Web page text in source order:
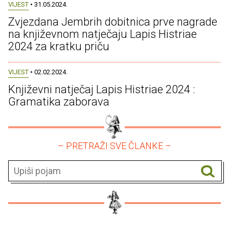
VIJEST • 31.05.2024.
Zvjezdana Jembrih dobitnica prve nagrade
na književnom natječaju Lapis Histriae
2024 za kratku priču
VIJEST • 02.02.2024.
Književni natječaj Lapis Histriae 2024 :
Gramatika zaborava
– PRETRAŽI SVE ČLANKE –